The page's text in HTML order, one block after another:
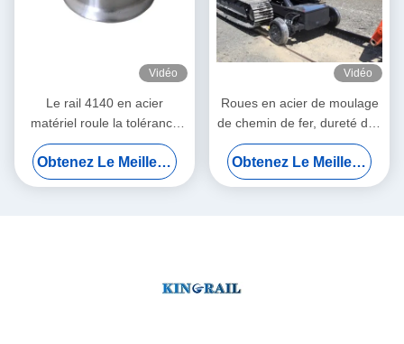
Vidéo
Le rail 4140 en acier
matériel roule la tolérance
de la pièce forgéee 0.1mm
de 10-1450mm
Obtenez Le Meilleur Prix
Vidéo
Roues en acier de moulage
de chemin de fer, dureté des
roues de voiture de mine
d'ODM 150-560HBObtenez Le Meilleur Prix